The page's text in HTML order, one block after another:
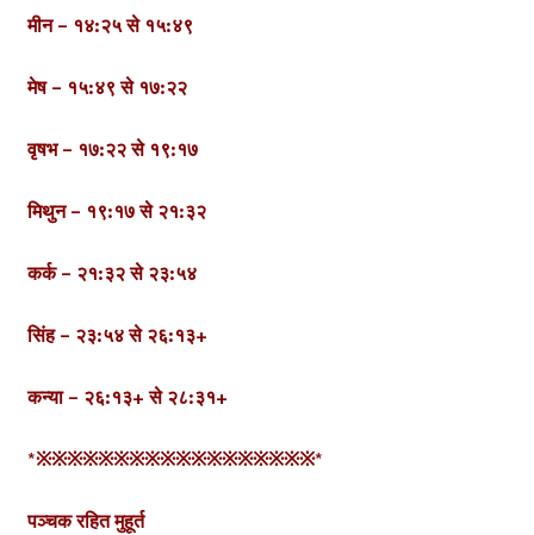
मीन – १४:२५ से १५:४९
मेष – १५:४९ से १७:२२
वृषभ – १७:२२ से १९:१७
मिथुन – १९:१७ से २१:३२
कर्क – २१:३२ से २३:५४
सिंह – २३:५४ से २६:१३+
कन्या – २६:१३+ से २८:३१+
*※※※※※※※※※※※※※※※※※※*
पञ्चक रहित मुहूर्त